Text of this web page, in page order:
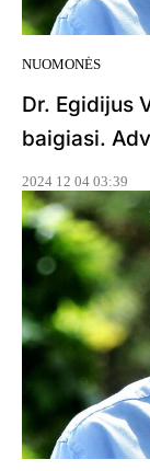
NUOMONĖS
Dr. Egidijus
baigiasi.
2024 12 04 03:39